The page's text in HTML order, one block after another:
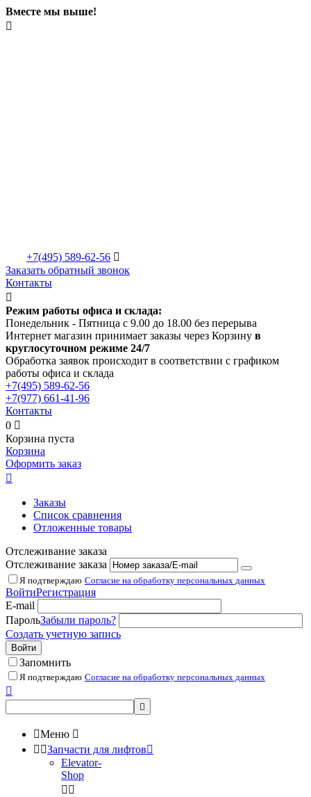
Вместе мы выше!

+7(495) 589-62-56 
Заказать обратный звонок
Контакты

Режим работы офиса и склада:
Понедельник - Пятница с 9.00 до 18.00 без перерыва
Интернет магазин принимает заказы через Корзину в
круглосуточном режиме 24/7
Обработка заявок происходит в соответствии с графиком
работы офиса и склада
+7(495) 589-62-56
+7(977) 661-41-96
Контакты
0 
Корзина пуста
Корзина
Оформить заказ

Заказы
Список сравнения
Отложенные товары
Отслеживание заказа
Отслеживание заказа
Я подтверждаю Согласие на обработку персональных данных
ВойтиРегистрация
E-mail
ПарольЗабыли пароль?
Создать учетную запись
Войти
Запомнить
Я подтверждаю Согласие на обработку персональных данных


Меню 
 Запчасти для лифтов
Elevator-
Shop
 